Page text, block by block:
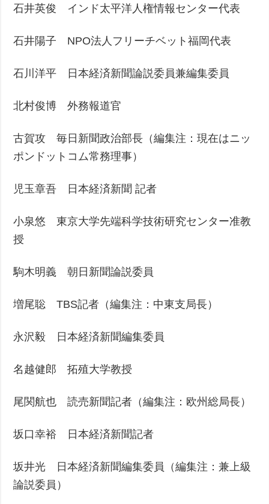
石井英俊 インド太平洋人権情報センター代表
石井陽子 NPO法人フリーチベット福岡代表
石川洋平 日本経済新聞論説委員兼編集委員
北村俊博 外務報道官
古賀攻 毎日新聞政治部長（編集注：現在はニッ
ポンドットコム常務理事）
児玉章吾 日本経済新聞 記者
小泉悠 東京大学先端科学技術研究センター准教
授
駒木明義 朝日新聞論説委員
増尾聡 TBS記者（編集注：中東支局長）
永沢毅 日本経済新聞編集委員
名越健郎 拓殖大学教授
尾関航也 読売新聞記者（編集注：欧州総局長）
坂口幸裕 日本経済新聞記者
坂井光 日本経済新聞編集委員（編集注：兼上級
論説委員）